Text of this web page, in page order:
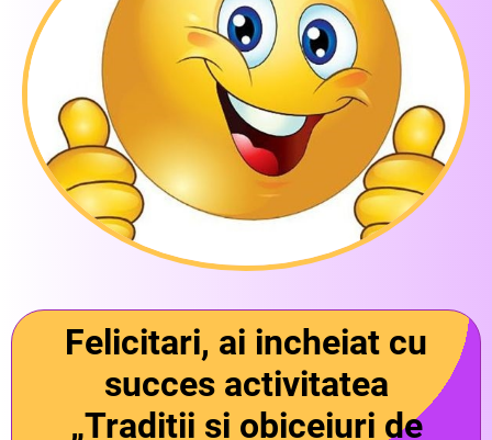
Felicitari, ai incheiat cu
succes activitatea
„Traditii si obiceiuri de